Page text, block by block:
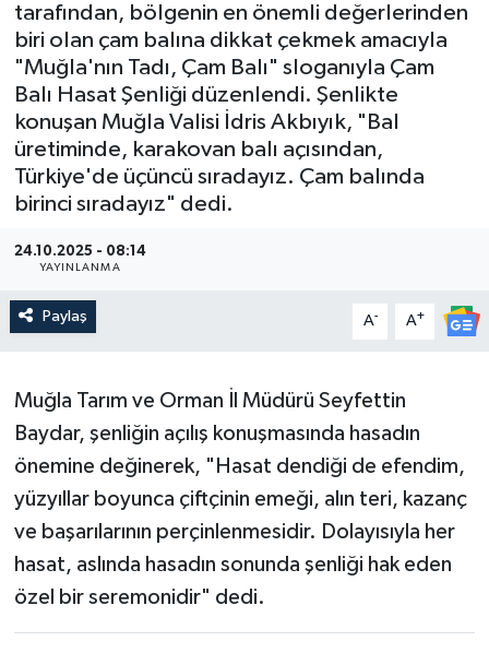
tarafından, bölgenin en önemli değerlerinden
biri olan çam balına dikkat çekmek amacıyla
"Muğla'nın Tadı, Çam Balı" sloganıyla Çam
Balı Hasat Şenliği düzenlendi. Şenlikte
konuşan Muğla Valisi İdris Akbıyık, "Bal
üretiminde, karakovan balı açısından,
Türkiye'de üçüncü sıradayız. Çam balında
birinci sıradayız" dedi.
24.10.2025 - 08:14
YAYINLANMA
Paylaş A- A+
Muğla Tarım ve Orman İl Müdürü Seyfettin
Baydar, şenliğin açılış konuşmasında hasadın
önemine değinerek, "Hasat dendiği de efendim,
yüzyıllar boyunca çiftçinin emeği, alın teri, kazanç
ve başarılarının perçinlenmesidir. Dolayısıyla her
hasat, aslında hasadın sonunda şenliği hak eden
özel bir seremonidir" dedi.
Ekonomi
Genel
Görüntülü Haber
Güncel
Kültür & Sanat
Magazin
Siyaset
Spor
Tüm Manşetler
Son Dakika Haberleri
Haber Arşivi